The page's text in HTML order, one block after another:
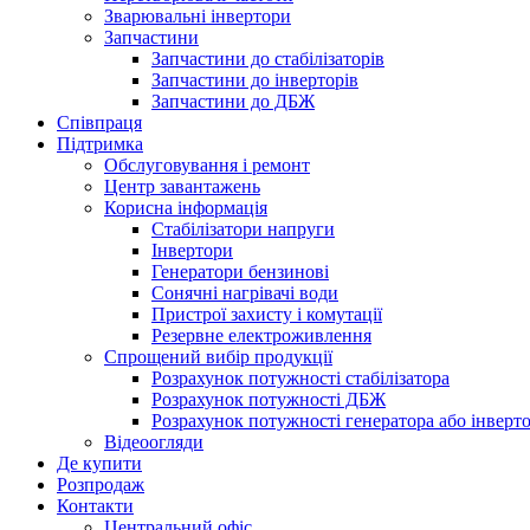
Зварювальні інвертори
Запчастини
Запчастини до стабілізаторів
Запчастини до інверторів
Запчастини до ДБЖ
Співпраця
Підтримка
Обслуговування і ремонт
Центр завантажень
Корисна інформація
Стабілізатори напруги
Інвертори
Генератори бензинові
Сонячні нагрівачі води
Пристрої захисту і комутації
Резервне електроживлення
Спрощений вибір продукції
Розрахунок потужності стабілізатора
Розрахунок потужності ДБЖ
Розрахунок потужності генератора або
Відеоогляди
Де купити
Розпродаж
Контакти